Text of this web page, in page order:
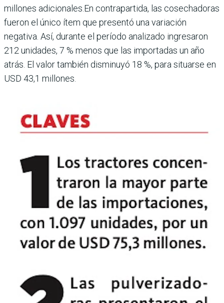
millones adi­cionales.En contrapartida, las cosechadoras
fueron el único ítem que presentó una variación
negativa. Así, durante el período anali­zado ingresaron
212 uni­dades, 7 % menos que las importadas un año
atrás. El valor también disminuyó 18 %, para situarse en
USD 43,1 millones.